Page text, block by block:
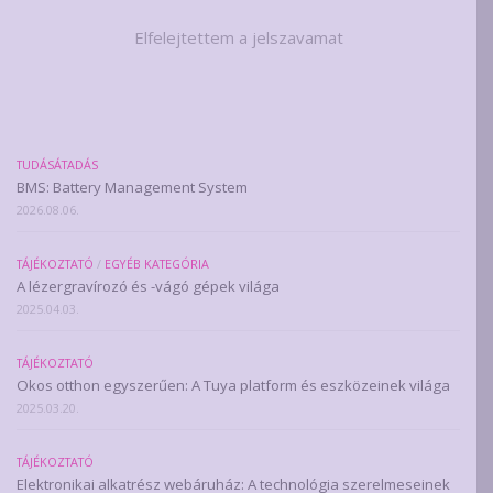
Elfelejtettem a jelszavamat
TUDÁSÁTADÁS
BMS: Battery Management System
2026.08.06.
TÁJÉKOZTATÓ / EGYÉB KATEGÓRIA
A lézergravírozó és -vágó gépek világa
2025.04.03.
TÁJÉKOZTATÓ
Okos otthon egyszerűen: A Tuya platform és eszközeinek világa
2025.03.20.
TÁJÉKOZTATÓ
Elektronikai alkatrész webáruház: A technológia szerelmeseinek